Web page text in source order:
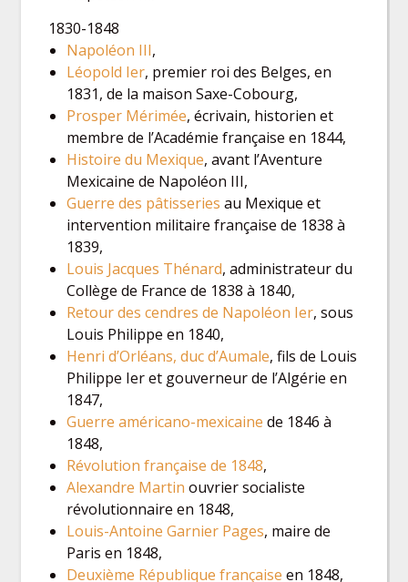
1830-1848
Napoléon III,
Léopold Ier, premier roi des Belges, en
1831, de la maison Saxe-Cobourg,
Prosper Mérimée, écrivain, historien et
membre de l’Académie française en 1844,
Histoire du Mexique, avant l’Aventure
Mexicaine de Napoléon III,
Guerre des pâtisseries au Mexique et
intervention militaire française de 1838 à
1839,
Louis Jacques Thénard, administrateur du
Collège de France de 1838 à 1840,
Retour des cendres de Napoléon Ier, sous
Louis Philippe en 1840,
Henri d’Orléans, duc d’Aumale, fils de Louis
Philippe Ier et gouverneur de l’Algérie en
1847,
Guerre américano-mexicaine de 1846 à
1848,
Révolution française de 1848,
Alexandre Martin ouvrier socialiste
révolutionnaire en 1848,
Louis-Antoine Garnier Pages, maire de
Paris en 1848,
Deuxième République française en 1848,